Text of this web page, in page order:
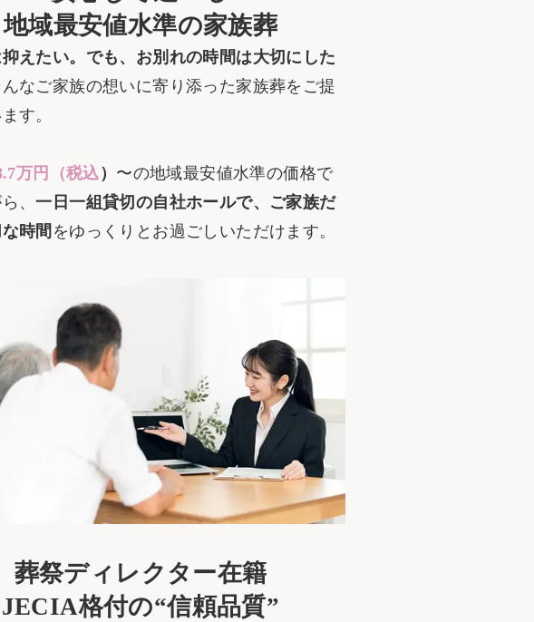
地域最安値水準の家族葬
えたい。でも、お別れの時間は大切にした
んなご家族の想いに寄り添った家族葬をご提
す。
万円（税込） 〜の地域最安値水準の価格で
、一日一組貸切の自社ホールで、ご家族だ
時間 をゆっくりとお過ごしいただけます。
葬祭ディレクター在籍
JECIA格付の“信頼品質”